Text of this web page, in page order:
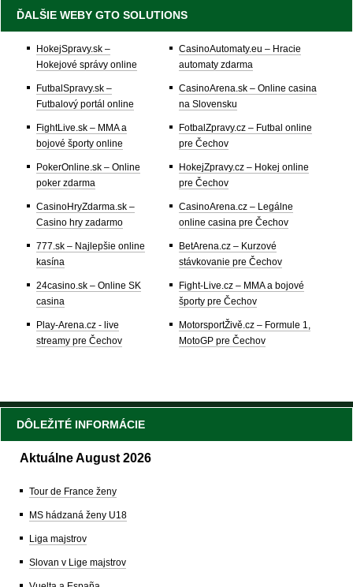
ĎALŠIE WEBY GTO SOLUTIONS
HokejSpravy.sk –
Hokejové správy online
FutbalSpravy.sk –
Futbalový portál online
FightLive.sk – MMA a
bojové športy online
PokerOnline.sk – Online
poker zdarma
CasinoHryZdarma.sk –
Casino hry zadarmo
777.sk – Najlepšie online
kasína
24casino.sk – Online SK
casina
Play-Arena.cz - live
streamy pre Čechov
CasinoAutomaty.eu – Hracie
automaty zdarma
CasinoArena.sk – Online casina
na Slovensku
FotbalZpravy.cz – Futbal online
pre Čechov
HokejZpravy.cz – Hokej online
pre Čechov
CasinoArena.cz – Legálne
online casina pre Čechov
BetArena.cz – Kurzové
stávkovanie pre Čechov
Fight-Live.cz – MMA a bojové
športy pre Čechov
MotorsportŽivě.cz – Formule 1,
MotoGP pre Čechov
DÔLEŽITÉ INFORMÁCIE
Aktuálne August 2026
Tour de France ženy
MS hádzaná ženy U18
Liga majstrov
Slovan v Lige majstrov